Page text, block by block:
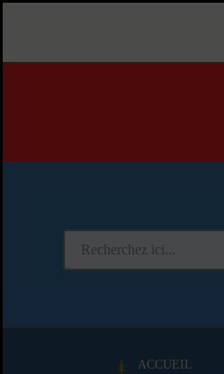
ACCUEIL